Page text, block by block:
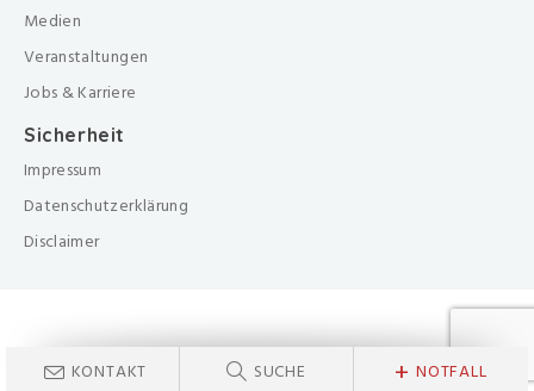
KONTAKT SUCHE + NOTFALL
Medien
Veranstaltungen
Jobs & Karriere
Sicherheit
Impressum
Datenschutzerklärung
Disclaimer